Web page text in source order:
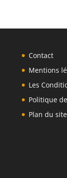
Contact
Mentions
Les
Politique
Plan du site